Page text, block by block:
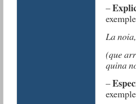
–
exemple
La
(que
quina
–
exemple